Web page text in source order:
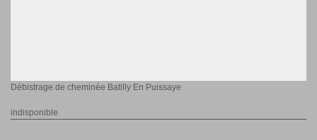
Débistrage de cheminée Batilly En Puissaye
indisponible